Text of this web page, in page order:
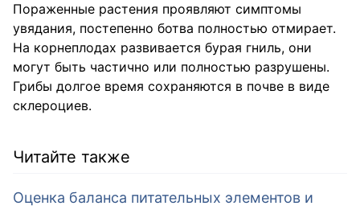
Пораженные растения проявляют симптомы
увядания, постепенно ботва полностью отмирает.
На корнеплодах развивается бурая гниль, они
могут быть частично или полностью разрушены.
Грибы долгое время сохраняются в почве в виде
склероциев.
Читайте также
Оценка баланса питательных элементов и